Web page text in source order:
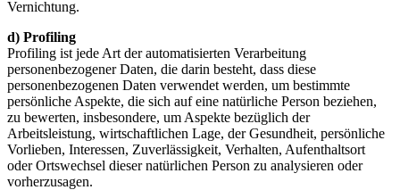
Vernichtung.
d) Profiling
Profiling ist jede Art der automatisierten Verarbeitung
personenbezogener Daten, die darin besteht, dass diese
personenbezogenen Daten verwendet werden, um bestimmte
persönliche Aspekte, die sich auf eine natürliche Person beziehen,
zu bewerten, insbesondere, um Aspekte bezüglich der
Arbeitsleistung, wirtschaftlichen Lage, der Gesundheit, persönliche
Vorlieben, Interessen, Zuverlässigkeit, Verhalten, Aufenthaltsort
oder Ortswechsel dieser natürlichen Person zu analysieren oder
vorherzusagen.